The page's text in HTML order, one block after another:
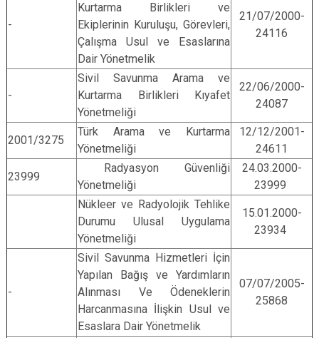
-
Kurtarma Birlikleri ve
Ekiplerinin Kuruluşu, Görevleri,
Çalışma Usul ve Esaslarına
Dair Yönetmelik
21/07/2000-
24116
-
Sivil Savunma Arama ve
Kurtarma Birlikleri Kıyafet
Yönetmeliği
22/06/2000-
24087
2001/3275
Türk Arama ve Kurtarma
Yönetmeliği
12/12/2001-
24611
23999
Radyasyon Güvenliği
Yönetmeliği
24.03.2000-
23999
Nükleer ve Radyolojik Tehlike
Durumu Ulusal Uygulama
Yönetmeliği
15.01.2000-
23934
-
Sivil Savunma Hizmetleri İçin
Yapılan Bağış ve Yardımların
Alınması Ve Ödeneklerin
Harcanmasına İlişkin Usul ve
Esaslara Dair Yönetmelik
07/07/2005-
25868